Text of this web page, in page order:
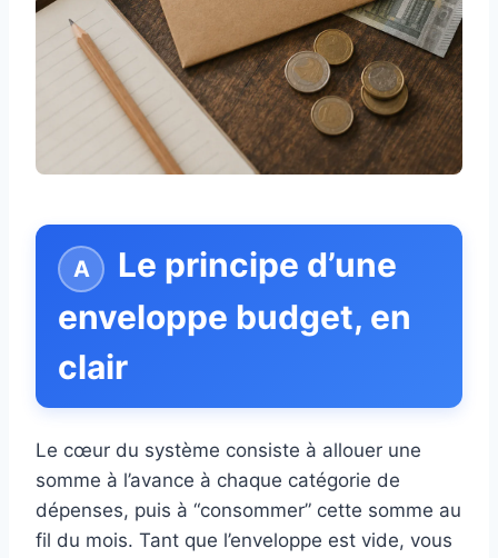
Le principe d’une
enveloppe budget, en
clair
Le cœur du système consiste à allouer une
somme à l’avance à chaque catégorie de
dépenses, puis à “consommer” cette somme au
fil du mois. Tant que l’enveloppe est vide, vous